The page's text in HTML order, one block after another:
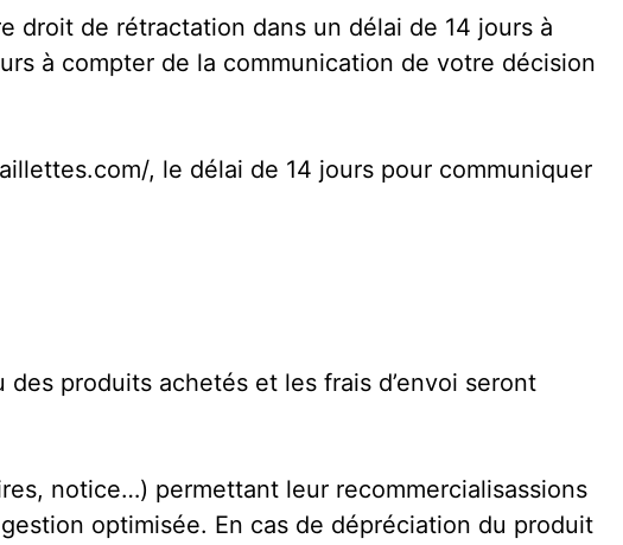
droit de rétractation dans un délai de 14 jours à
à compter de la communication de votre décision
, le délai de 14 jours pour communiquer
produits achetés et les frais d’envoi seront
notice…) permettant leur recommercialisassions
optimisée. En cas de dépréciation du produit